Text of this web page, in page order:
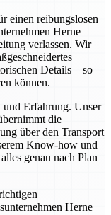
einen reibungslosen
Herne
verlassen. Wir
Details – so
können.
Erfahrung. Unser
die
über den Transport
Know-how und
genau nach Plan
Herne